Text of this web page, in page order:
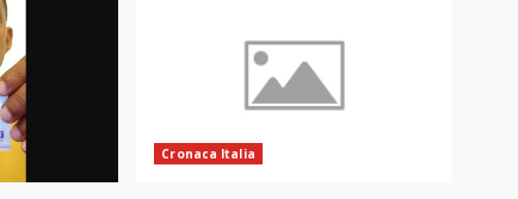
Cronaca Italia